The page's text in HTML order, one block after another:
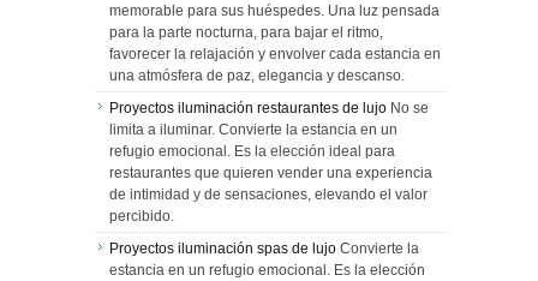
memorable para sus huéspedes. Una luz pensada
para la parte nocturna, para bajar el ritmo,
favorecer la relajación y envolver cada estancia en
una atmósfera de paz, elegancia y descanso.
Proyectos iluminación restaurantes de lujo No se
limita a iluminar. Convierte la estancia en un
refugio emocional. Es la elección ideal para
restaurantes que quieren vender una experiencia
de intimidad y de sensaciones, elevando el valor
percibido.
Proyectos iluminación spas de lujo Convierte la
estancia en un refugio emocional. Es la elección